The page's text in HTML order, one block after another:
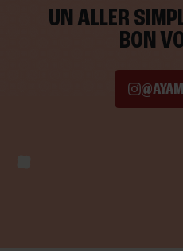
UN ALLER
BON